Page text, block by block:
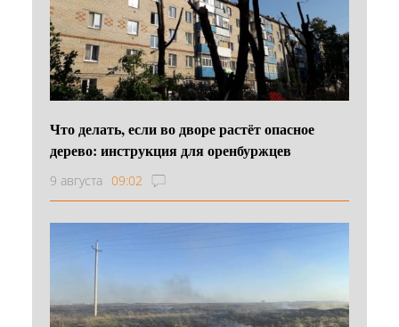
Что делать, если во дворе растёт опасное
дерево: инструкция для оренбуржцев
9 августа 09:02